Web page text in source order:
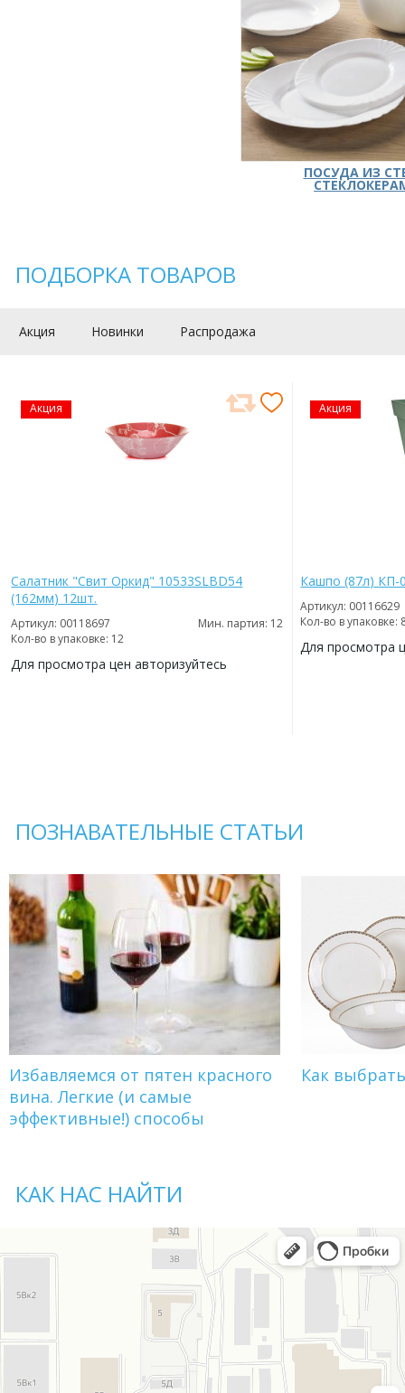
ПОСУДА ИЗ
ПОДБОРКА ТОВАРОВ
Акция Новинки Распродажа
Акция
Салатник "Свит Оркид" 10533SLBD54
(162мм) 12шт.
Артикул: 00118697
Мин. партия: 12
Кол-во в упаковке: 12
Для просмотра цен авторизуйтесь
Акция
Кашпо (87л) КП-
Артикул: 00116629
Кол-во в упаковке:
Для просмотра
ПОЗНАВАТЕЛЬНЫЕ СТАТЬИ
Избавляемся от пятен красного
вина. Легкие (и самые
эффективные!) способы
Как
КАК НАС НАЙТИ